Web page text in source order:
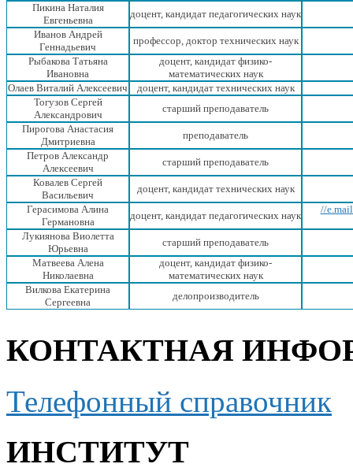
Пикина Наталия
Евгеньевна
доцент, кандидат педагогических наук
Иванов Андрей
Геннадьевич
профессор, доктор технических наук
Рыбакова Татьяна
Ивановна
доцент, кандидат физико-
математических наук
Олаев Виталий Алексеевич
доцент, кандидат технических наук
Тогузов Сергей
Александрович
старший преподаватель
Пирогова Анастасия
Дмитриевна
преподаватель
Петров Александр
Алексеевич
старший преподаватель
Ковалев Сергей
Васильевич
доцент, кандидат технических наук
Герасимова Алина
Германовна
доцент, кандидат педагогических наук
//
Лукиянова Виолетта
Юрьевна
старший преподаватель
Матвеева Алена
Николаевна
доцент, кандидат физико-
математических наук
Вилкова Екатерина
Сергеевна
делопроизводитель
КОНТАКТНАЯ
Телефонный справочник
ИНСТИТУТ